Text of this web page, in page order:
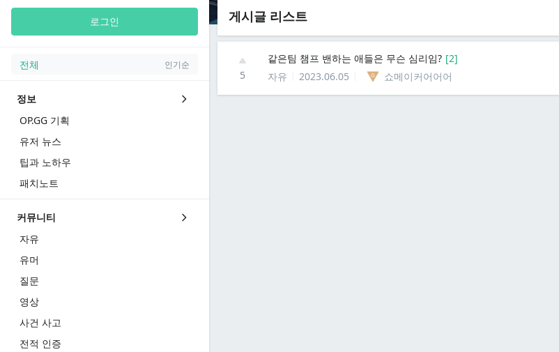
로그인
전체 인기순
정보
OP.GG 기획
유저 뉴스
팁과 노하우
패치노트
커뮤니티
자유
유머
질문
영상
사건 사고
전적 인증
게시글 리스트
5
같은팀 챔프 밴하는 애들은 무슨 심리임? [2]
자유
2023.06.05 쇼메이커어어어